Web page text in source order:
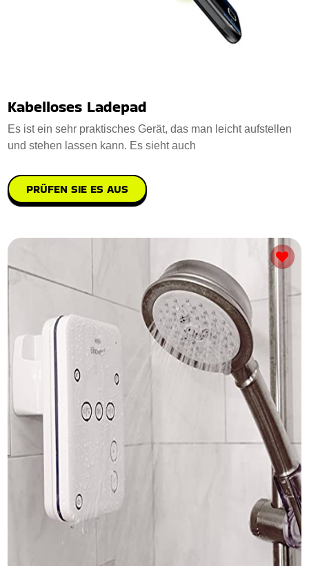
Kabelloses Ladepad
Es ist ein sehr praktisches Gerät, das man leicht aufstellen
und stehen lassen kann. Es sieht auch
PRÜFEN SIE ES AUS